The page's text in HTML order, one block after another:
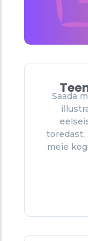
Saada
toredast,
meie